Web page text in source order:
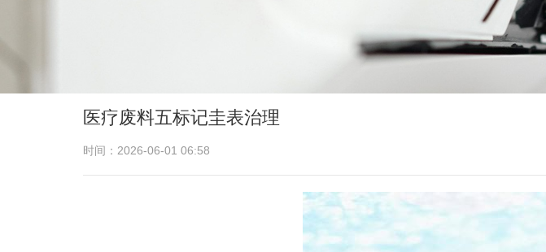
医疗废料五标记圭表治理
时间：2026-06-01 06:58